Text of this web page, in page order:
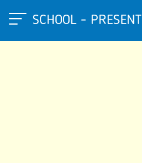
SCHOOL - PRESENT